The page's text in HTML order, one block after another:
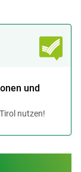
und
nutzen!